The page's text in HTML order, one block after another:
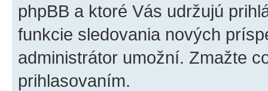
phpBB a ktoré Vás udržujú
funkcie sledovania nových
administrátor umožní. Zmažte
prihlasovaním.